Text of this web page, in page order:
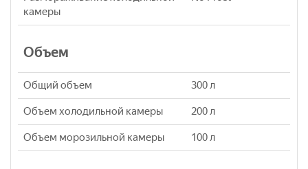
камеры
Объем
Общий объем 300 л
Объем холодильной камеры 200 л
Объем морозильной камеры 100 л